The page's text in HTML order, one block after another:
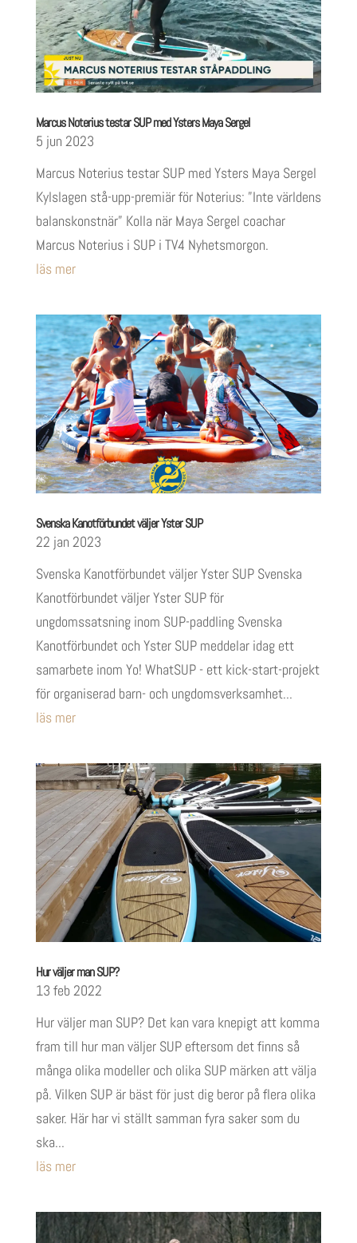
Marcus Noterius testar SUP med Ysters Maya Sergel
5 jun 2023
Marcus Noterius testar SUP med Ysters Maya Sergel
Kylslagen stå-upp-premiär för Noterius: ”Inte världens
balanskonstnär” Kolla när Maya Sergel coachar
Marcus Noterius i SUP i TV4 Nyhetsmorgon.
läs mer
Svenska Kanotförbundet väljer Yster SUP
22 jan 2023
Svenska Kanotförbundet väljer Yster SUP Svenska
Kanotförbundet väljer Yster SUP för
ungdomssatsning inom SUP-paddling Svenska
Kanotförbundet och Yster SUP meddelar idag ett
samarbete inom Yo! WhatSUP - ett kick-start-projekt
för organiserad barn- och ungdomsverksamhet...
läs mer
Hur väljer man SUP?
13 feb 2022
Hur väljer man SUP? Det kan vara knepigt att komma
fram till hur man väljer SUP eftersom det finns så
många olika modeller och olika SUP märken att välja
på. Vilken SUP är bäst för just dig beror på flera olika
saker. Här har vi ställt samman fyra saker som du
ska...
läs mer